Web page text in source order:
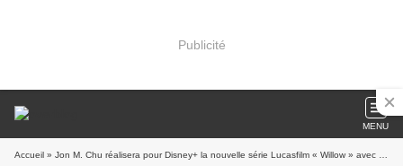
Publicité
MENU
Accueil » Jon M. Chu réalisera pour Disney+ la nouvelle série Lucasfilm « Willow » avec Warwick Davis et Ron Howard